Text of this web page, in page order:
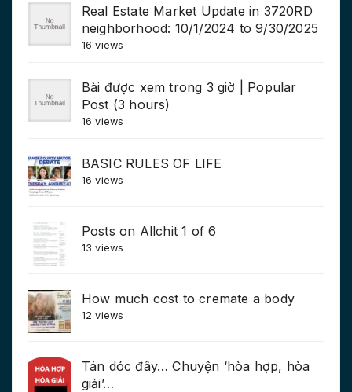
Real Estate Market Update in 3720RD
neighborhood: 10/1/2024 to 9/30/2025
16 views
Bài được xem trong 3 giờ | Popular
Post (3 hours)
16 views
BASIC RULES OF LIFE
16 views
Posts on Allchit 1 of 6
13 views
How much cost to cremate a body
12 views
Tán dóc đây… Chuyện ‘hòa hợp, hòa
giải’…